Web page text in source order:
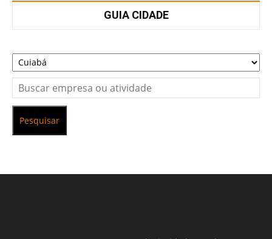
GUIA CIDADE
Pesquisar